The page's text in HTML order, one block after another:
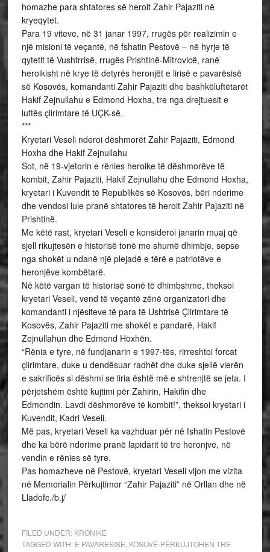
homazhe para shtatores së heroit Zahir Pajaziti në
kryeqytet.
Para 19 viteve, në 31 janar 1997, rrugës për realizimin e
një misioni të veçantë, në fshatin Pestovë – në hyrje të
qytetit të Vushtrrisë, rrugës Prishtinë-Mitrovicë, ranë
heroikisht në krye të detyrës heronjët e lirisë e pavarësisë
së Kosovës, komandanti Zahir Pajaziti dhe bashkëluftëtarët
Hakif Zejnullahu e Edmond Hoxha, tre nga drejtuesit e
luftës çlirimtare të UÇK-së.
***
Kryetari Veseli nderoi dëshmorët Zahir Pajaziti, Edmond
Hoxha dhe Hakif Zejnullahu
Sot, në 19-vjetorin e rënies heroike të dëshmorëve të
kombit, Zahir Pajaziti, Hakif Zejnullahu dhe Edmond Hoxha,
kryetari i Kuvendit të Republikës së Kosovës, bëri nderime
dhe vendosi lule pranë shtatores të heroit Zahir Pajaziti në
Prishtinë.
Me këtë rast, kryetari Veseli e konsideroi janarin muaj që
sjell rikujtesën e historisë tonë me shumë dhimbje, sepse
nga shokët u ndanë një plejadë e tërë e patriotëve e
heronjëve kombëtarë.
Në këtë vargan të historisë sonë të dhimbshme, theksoi
kryetari Veseli, vend të veçantë zënë organizatori dhe
komandanti i njësiteve të para të Ushtrisë Çlirimtare të
Kosovës, Zahir Pajaziti me shokët e pandarë, Hakif
Zejnullahun dhe Edmond Hoxhën.
“Rënia e tyre, në fundjanarin e 1997-tës, rirreshtoi forcat
çlirimtare, duke u dendësuar radhët dhe duke sjellë vlerën
e sakrificës si dëshmi se liria është më e shtrenjtë se jeta. I
përjetshëm është kujtimi për Zahirin, Hakifin dhe
Edmondin. Lavdi dëshmorëve të kombit!”, theksoi kryetari i
Kuvendit, Kadri Veseli.
Më pas, kryetari Veseli ka vazhduar për në fshatin Pestovë
dhe ka bërë nderime pranë lapidarit të tre heronjve, në
vendin e rënies së tyre.
Pas homazheve në Pestovë, kryetari Veseli vijon me vizita
në Memorialin Përkujtimor “Zahir Pajaziti” në Orllan dhe në
Lladofc./b.j/
FILED UNDER: KRONIKE
TAGGED WITH: E PAVARESISE KOSOVË-PËRKUJTOHEN TRE